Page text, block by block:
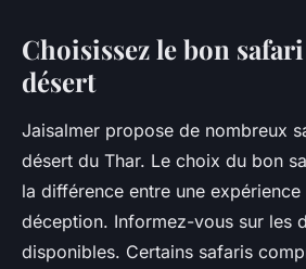
Choisissez le bon
désert
Jaisalmer propose de nombreux
désert du Thar. Le choix du bon
la différence entre une
déception. Informez-vous sur les
disponibles. Certains safaris